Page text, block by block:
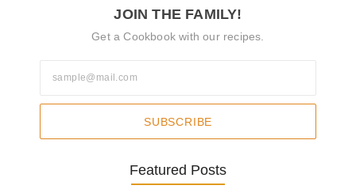
JOIN THE FAMILY!
Get a Cookbook with our recipes.
SUBSCRIBE
Featured Posts